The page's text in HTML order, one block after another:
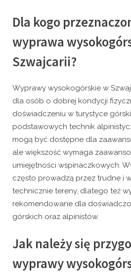
Dla kogo
wyprawa
Szwajcarii?
Wyprawy wysokogórskie w
dla osób o dobrej kondycji
doświadczeniu w turystyce
podstawowych technik
mogą być dostępne dla
ale większość wymaga
umiejętności wspinaczkowych.
często prowadzą przez trudne i
technicznie tereny, dlatego też
rekomendowane dla
górskich oraz alpinistów.
Jak należy się
wyprawy